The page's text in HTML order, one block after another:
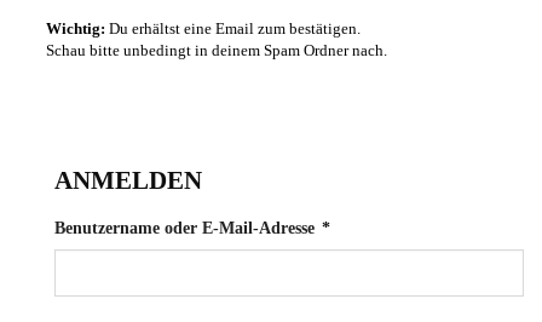
Wichtig: Du erhältst eine Email zum bestätigen.
Schau bitte unbedingt in deinem Spam Ordner nach.
ANMELDEN
Benutzername oder E-Mail-Adresse *Erforderlich